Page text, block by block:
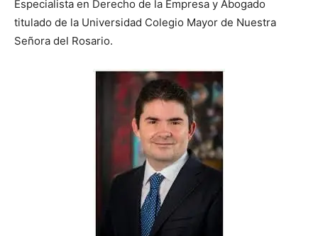
Especialista en Derecho de la Empresa y Abogado
titulado de la Universidad Colegio Mayor de Nuestra
Señora del Rosario.